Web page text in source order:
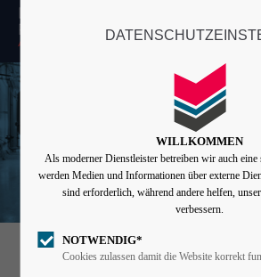
Passwort
Angemeldet bleiben
WILLKOMMEN
Als moderner Dienstleister betreiben wir auch eine
werden Medien und Informationen über externe
sind erforderlich, während andere helfen,
verbessern.
NOTWENDIG*
Cookies zulassen damit die Website korrekt